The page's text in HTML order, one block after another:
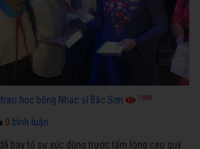
học bổng Nhạc sĩ Bắc Sơn 1688
0 bình luận
bày tỏ sự xúc động trước tấm lòng cao quý